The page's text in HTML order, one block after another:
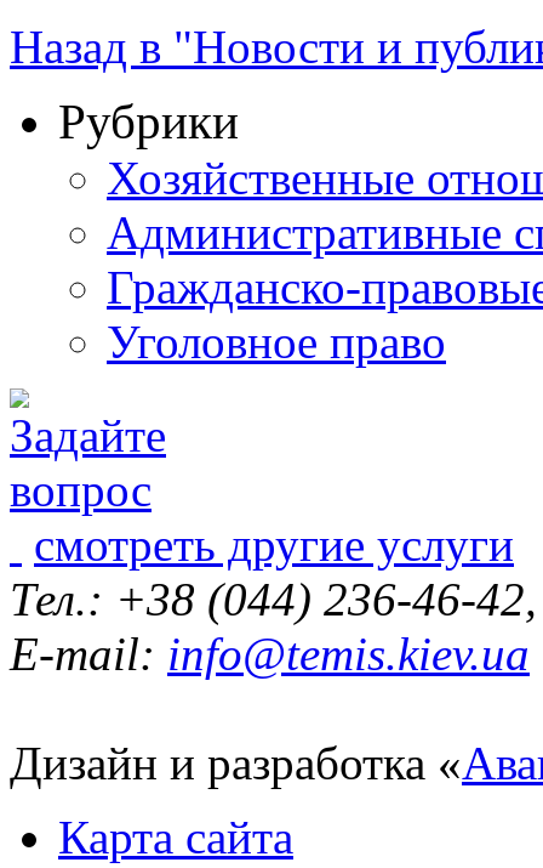
Назад в "Новости и
Рубрики
Хозяйственные
Административные
Гражданско-
Уголовное право
смотреть другие услуги
Тел.: +38 (044) 236-46-
E-mail: info@temis.kiev.ua
Дизайн и разработка «
Карта сайта